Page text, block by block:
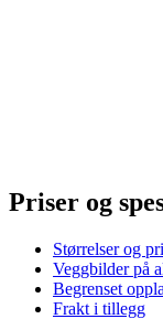
Priser og
Størrelser og
Veggbilder på
Begrenset
Frakt i tillegg